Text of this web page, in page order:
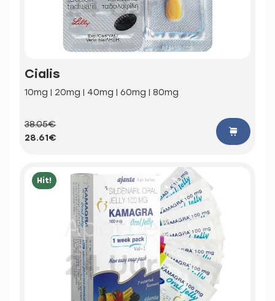
Cialis
10mg | 20mg | 40mg | 60mg | 80mg
38.05€
28.61€
Hit!